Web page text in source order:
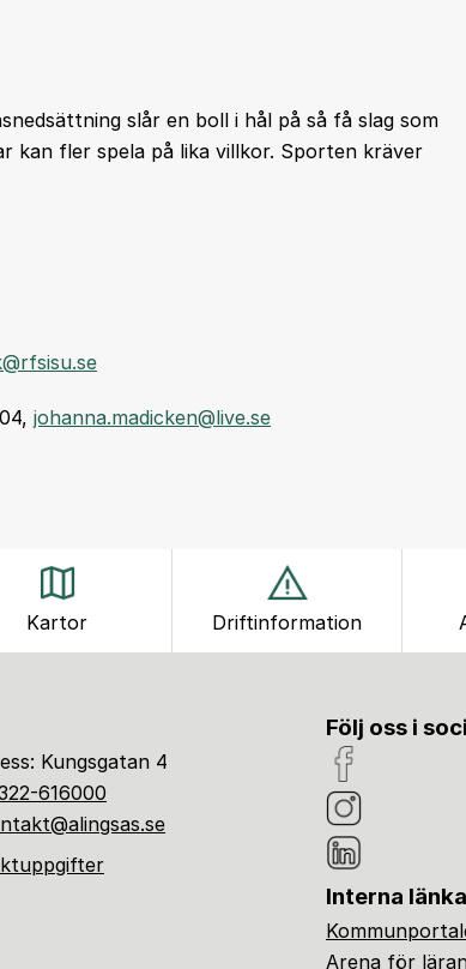
slår en boll i hål på så få slag som
kan fler spela på lika villkor. Sporten kräver
johanna.madicken@live.se
Kartor Driftinformation
Kungsgatan 4
616000
Följ oss i
Interna
Arena för